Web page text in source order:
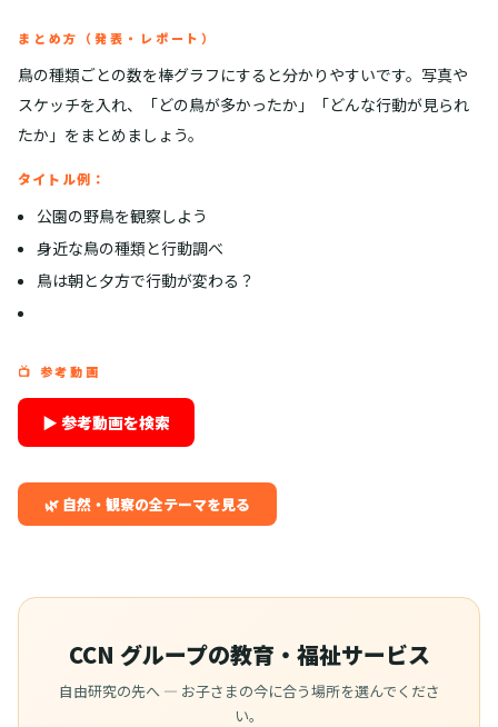
まとめ方（発表・レポート）
鳥の種類ごとの数を棒グラフにすると分かりやすいです。写真や
スケッチを入れ、「どの鳥が多かったか」「どんな行動が見られ
たか」をまとめましょう。
タイトル例：
公園の野鳥を観察しよう
身近な鳥の種類と行動調べ
鳥は朝と夕方で行動が変わる？
📺 参考動画
▶ 参考動画を検索
🌿 自然・観察の全テーマを見る
CCN グループの教育・福祉サービス
自由研究の先へ — お子さまの今に合う場所を選んでくださ
い。